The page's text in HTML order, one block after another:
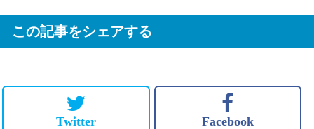
この記事をシェアする
Twitter Facebook